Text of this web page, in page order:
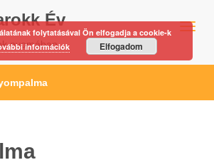
Év
nyomában…
folytatásával Ön elfogadja a cookie-k
információk Elfogadom